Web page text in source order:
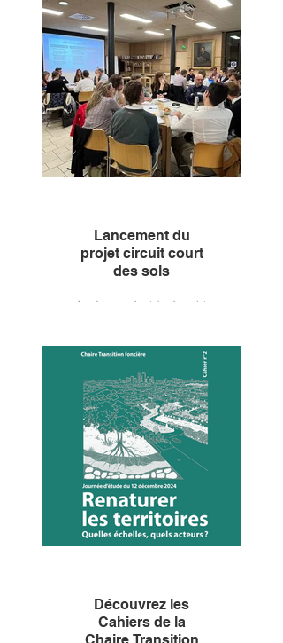
L’inventaire des bonnes
pratiques de la Transition
foncière est lancé.
Votre expérience peut éclairer
d’autres acteurs partout en
France. En partageant vos
initiatives, vous contribuez à
une cartographie qui sera
notamment mise en avant lors
du Forum de la Transition
foncière 2026.
Lancement du
projet circuit court
des sols
La phase exploratoire du projet
la Transition foncière, se
poursuit. Deux groupes de
réunissant la filière sols, pour
contribuer à des sols vivants.
Découvrez les
Cahiers de la